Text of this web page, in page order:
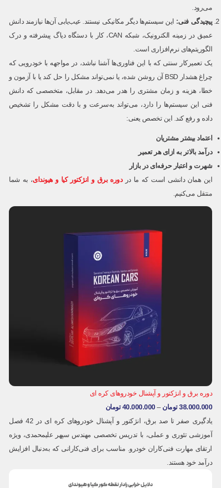
می‌رود.
پیچیدگی فنی: این سیستم‌ها دیگر مکانیکی نیستند. عیب‌یابی آن‌ها نیازمند دانش
عمیق در زمینه الکترونیک، شبکه CAN، کار با دستگاه دیاگ پیشرفته و درک
الگوریتم‌های نرم‌افزاری است.
یک تعمیرکار سنتی که با این فناوری‌ها آشنا نباشد، در مواجهه با خودرویی که
چراغ هشدار BSD آن روشن شده، یا نمی‌تواند مشکل را حل کند یا با آزمون و
خطا، هزینه و زمان مشتری را هدر می‌دهد. در مقابل، متخصصی که دانش
فنی این سیستم‌ها را دارد، می‌تواند به‌سرعت و با دقت مشکل را تشخیص
داده و رفع کند. این تخصص یعنی:
اعتماد بیشتر مشتریان
درآمد بالاتر به ازای هر تعمیر
شهرت و اعتبار حرفه‌ای در بازار
این همان دانشی است که ما دردوره‌ برق و انژکتور کیا و هیوندای، به شما
منتقل می‌کنیم.
دوره برق و انژکتور و آپشنال خودروهای کره ای
38.000.000 تومان –
40.000.000 تومان
یادگیری صفر تا صد برق، انژکتور و آپشنال خودروهای کره ای در 42 فصل
آموزشی تئوری و عملی، با تدریس تخصصی مهندس سپهر علیمحمدی، ویژه
ارتقای مهارت فنی‌کاران خودرو. مناسب برای فنی‌کارانی که به‌دنبال افزایش
درآمد خود هستند.